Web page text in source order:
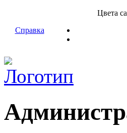
Справка
Цвета